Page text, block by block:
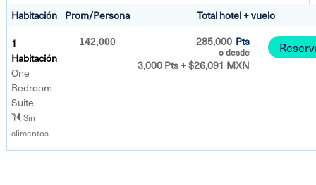
Habitación Prom/Persona
Total hotel + vuelo
1
Habitación
One
Bedroom
Suite
Sin
alimentos
142,000 285,000 Pts
o desde
3,000 Pts + $26,091 MXN